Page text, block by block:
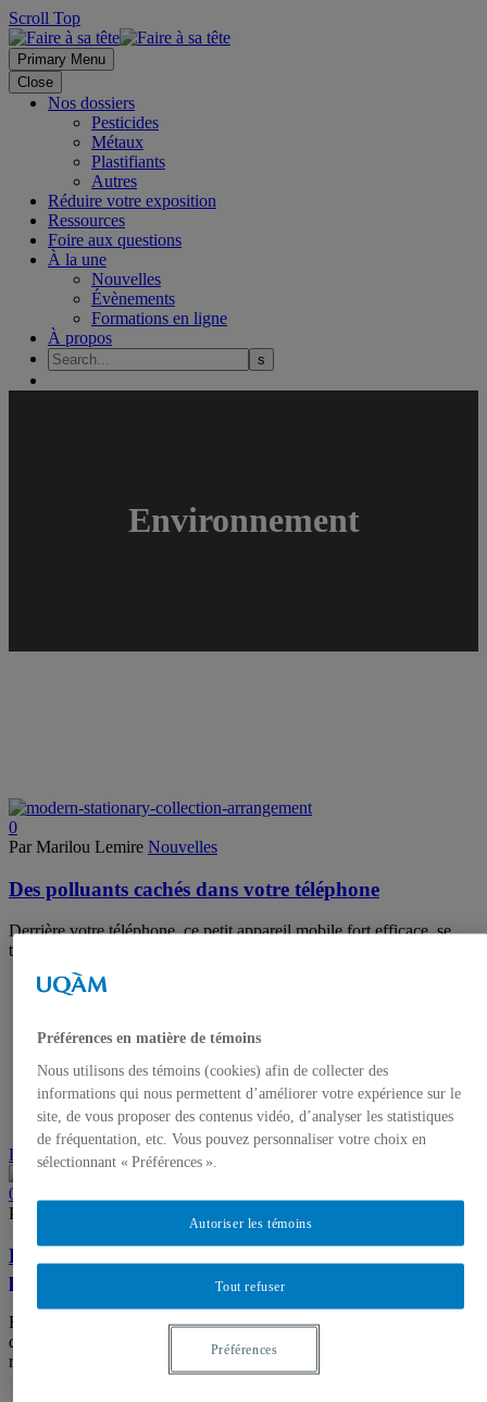
Scroll Top
Primary Menu
Close
Nos dossiers
Pesticides
Métaux
Plastifiants
Autres
Réduire votre exposition
Ressources
Foire aux questions
À la une
Nouvelles
Évènements
Formations en ligne
À propos
Environnement
0
Par Marilou Lemire Nouvelles
Des polluants cachés dans votre téléphone
Derrière votre téléphone, ce petit appareil mobile fort efficace, se
trouve une quantité importante de polluants, dont du plastique.
Lire la suite
0
Par Marilou Lemire
La qualité de l’air dans les écoles du Québec
préoccupe de nouveau
Récemment, plus de 3000 capteurs ont enregistré des concentrations
de CO2 dans les classes dépassant largement le seuil sécuritaire
recommandé.
Préférences en matière de témoins
Nous utilisons des témoins (cookies) afin de collecter des
informations qui nous permettent d’améliorer votre expérience sur le
site, de vous proposer des contenus vidéo, d’analyser les statistiques
de fréquentation, etc. Vous pouvez personnaliser votre choix en
sélectionnant « Préférences ».
Tout refuser
Autoriser les témoins
Préférences